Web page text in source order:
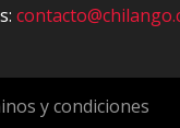
y condiciones